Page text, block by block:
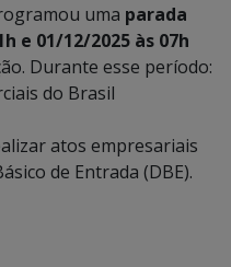
uma parada
e 01/12/2025 às 07h
Durante esse período:
do Brasil
atos empresariais
de Entrada (DBE).